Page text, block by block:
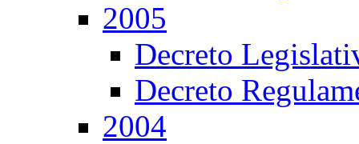
2005
Decreto
Decreto
2004